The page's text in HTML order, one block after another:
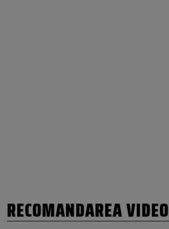
RECOMANDAREA VIDEO